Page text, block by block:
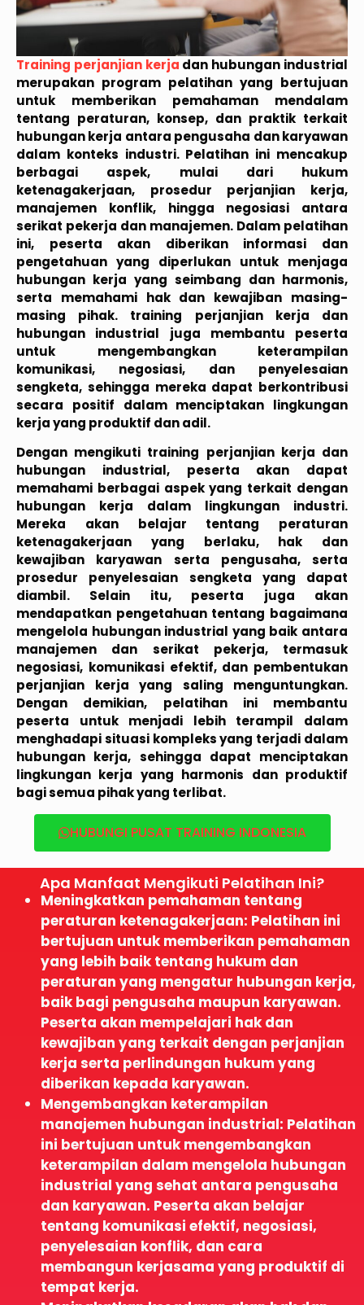
Training perjanjian kerja dan hubungan industrial
merupakan program pelatihan yang bertujuan
untuk memberikan pemahaman mendalam
tentang peraturan, konsep, dan praktik terkait
hubungan kerja antara pengusaha dan karyawan
dalam konteks industri. Pelatihan ini mencakup
berbagai aspek, mulai dari hukum
ketenagakerjaan, prosedur perjanjian kerja,
manajemen konflik, hingga negosiasi antara
serikat pekerja dan manajemen. Dalam pelatihan
ini, peserta akan diberikan informasi dan
pengetahuan yang diperlukan untuk menjaga
hubungan kerja yang seimbang dan harmonis,
serta memahami hak dan kewajiban masing-
masing pihak. training perjanjian kerja dan
hubungan industrial juga membantu peserta
untuk mengembangkan keterampilan
komunikasi, negosiasi, dan penyelesaian
sengketa, sehingga mereka dapat berkontribusi
secara positif dalam menciptakan lingkungan
kerja yang produktif dan adil.
Dengan mengikuti training perjanjian kerja dan
hubungan industrial, peserta akan dapat
memahami berbagai aspek yang terkait dengan
hubungan kerja dalam lingkungan industri.
Mereka akan belajar tentang peraturan
ketenagakerjaan yang berlaku, hak dan
kewajiban karyawan serta pengusaha, serta
prosedur penyelesaian sengketa yang dapat
diambil. Selain itu, peserta juga akan
mendapatkan pengetahuan tentang bagaimana
mengelola hubungan industrial yang baik antara
manajemen dan serikat pekerja, termasuk
negosiasi, komunikasi efektif, dan pembentukan
perjanjian kerja yang saling menguntungkan.
Dengan demikian, pelatihan ini membantu
peserta untuk menjadi lebih terampil dalam
menghadapi situasi kompleks yang terjadi dalam
hubungan kerja, sehingga dapat menciptakan
lingkungan kerja yang harmonis dan produktif
bagi semua pihak yang terlibat.
HUBUNGI PUSAT TRAINING INDONESIA
Apa Manfaat Mengikuti Pelatihan Ini?
Meningkatkan pemahaman tentang
peraturan ketenagakerjaan: Pelatihan ini
bertujuan untuk memberikan pemahaman
yang lebih baik tentang hukum dan
peraturan yang mengatur hubungan kerja,
baik bagi pengusaha maupun karyawan.
Peserta akan mempelajari hak dan
kewajiban yang terkait dengan perjanjian
kerja serta perlindungan hukum yang
diberikan kepada karyawan.
Mengembangkan keterampilan
manajemen hubungan industrial: Pelatihan
ini bertujuan untuk mengembangkan
keterampilan dalam mengelola hubungan
industrial yang sehat antara pengusaha
dan karyawan. Peserta akan belajar
tentang komunikasi efektif, negosiasi,
penyelesaian konflik, dan cara
membangun kerjasama yang produktif di
tempat kerja.